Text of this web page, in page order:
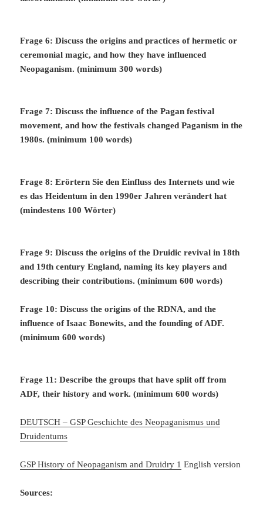
Frage 6: Discuss the origins and practices of hermetic or
ceremonial magic, and how they have influenced
Neopaganism. (minimum 300 words)
Frage 7: Discuss the influence of the Pagan festival
movement, and how the festivals changed Paganism in the
1980s. (minimum 100 words)
Frage 8: Erörtern Sie den Einfluss des Internets und wie
es das Heidentum in den 1990er Jahren verändert hat
(mindestens 100 Wörter)
Frage 9: Discuss the origins of the Druidic revival in 18th
and 19th century England, naming its key players and
describing their contributions. (minimum 600 words)
Frage 10: Discuss the origins of the RDNA, and the
influence of Isaac Bonewits, and the founding of ADF.
(minimum 600 words)
Frage 11: Describe the groups that have split off from
ADF, their history and work. (minimum 600 words)
DEUTSCH – GSP Geschichte des Neopaganismus und
Druidentums
GSP History of Neopaganism and Druidry 1 English version
Sources: